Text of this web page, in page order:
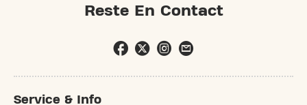
Reste En Contact
Service & Info